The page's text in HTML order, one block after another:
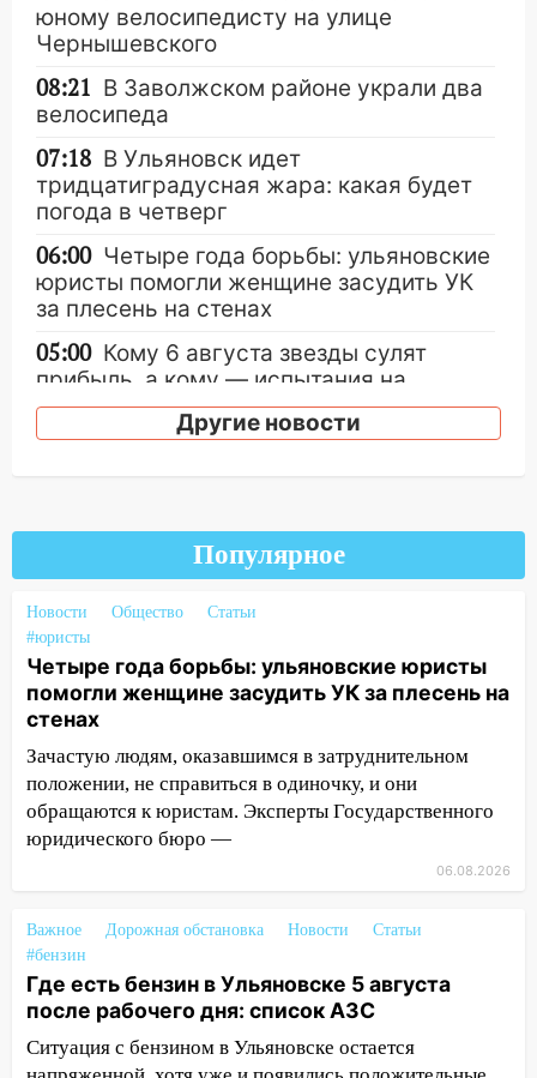
юному велосипедисту на улице
Чернышевского
08:21 В Заволжском районе украли два
велосипеда
07:18 В Ульяновск идет
тридцатиградусная жара: какая будет
погода в четверг
06:00 Четыре года борьбы: ульяновские
юристы помогли женщине засудить УК
за плесень на стенах
05:00 Кому 6 августа звезды сулят
прибыль, а кому — испытания на
прочность
05.08.2026
Мошенники обманули 92-летнюю
жительницу Ульяновской области
19:14
Житель Ульяновской области
подвез троих незнакомцев на трассе и
заработал уголовное дело
18:14
18:00 Мотофристайл, рок и силовой
экстрим: в Ульяновске пройдет
большой фестиваль «Наше время»
17:05
Ульяновске задержали 19-летнюю
сообщницу мошенников
16:12 Едва не перерезал горло: в
Другие новости
Популярное
Новости Общество
Статьи
#юристы
Четыре года борьбы: ульяновские юристы
помогли женщине засудить УК за плесень на
стенах
Зачастую людям, оказавшимся в затруднительном
положении, не справиться в одиночку, и они
обращаются к юристам. Эксперты Государственного
юридического бюро —
06.08.2026
Важное Дорожная обстановка Новости
Статьи
#бензин
Где есть бензин в Ульяновске 5 августа
после рабочего дня: список АЗС
Ситуация с бензином в Ульяновске остается